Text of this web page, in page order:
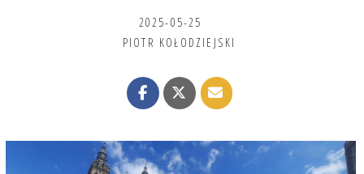
2025-05-25
PIOTR KOŁODZIEJSKI